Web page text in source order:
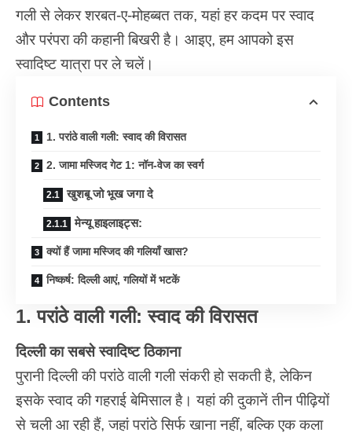
गली से लेकर शरबत-ए-मोहब्बत तक, यहां हर कदम पर स्वाद
और परंपरा की कहानी बिखरी है। आइए, हम आपको इस
स्वादिष्ट यात्रा पर ले चलें।
Contents
1. परांठे वाली गली: स्वाद की विरासत
2. जामा मस्जिद गेट 1: नॉन-वेज का स्वर्ग
खुशबू जो भूख जगा दे
मेन्यू हाइलाइट्स:
क्यों हैं जामा मस्जिद की गलियाँ खास?
निष्कर्ष: दिल्ली आएं, गलियों में भटकें
1. परांठे वाली गली: स्वाद की विरासत
दिल्ली का सबसे स्वादिष्ट ठिकाना
पुरानी दिल्ली की परांठे वाली गली संकरी हो सकती है, लेकिन
इसके स्वाद की गहराई बेमिसाल है। यहां की दुकानें तीन पीढ़ियों
से चली आ रही हैं, जहां परांठे सिर्फ खाना नहीं, बल्कि एक कला